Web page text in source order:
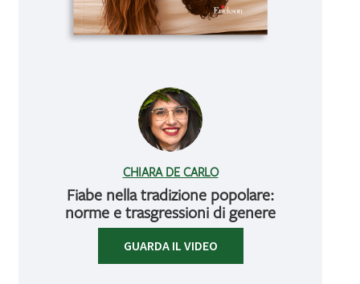
CHIARA DE CARLO
Fiabe nella tradizione popolare:
norme e trasgressioni di genere
GUARDA IL VIDEO